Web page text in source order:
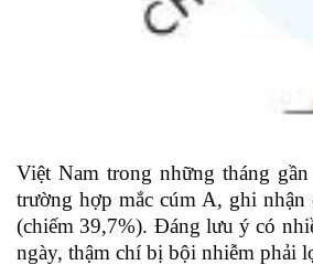
Việt Nam trong những tháng
trường hợp mắc cúm A, ghi
(chiếm 39,7%). Đáng lưu ý có
ngày, thậm chí bị bội nhiễm phải